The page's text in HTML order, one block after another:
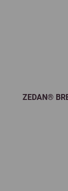
ZEDAN®